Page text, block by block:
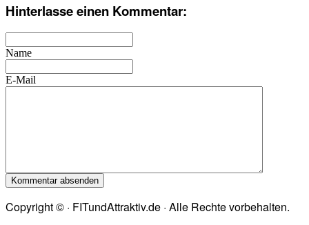
Hinterlasse einen Kommentar:
Name
E-Mail
Copyright © · FITundAttraktiv.de · Alle Rechte vorbehalten.